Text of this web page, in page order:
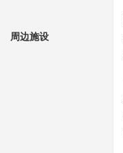
周边施设